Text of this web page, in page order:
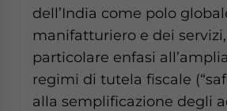
dell’India come polo
manifatturiero e dei
particolare enfasi
regimi di tutela fiscale
alla semplificazione degli